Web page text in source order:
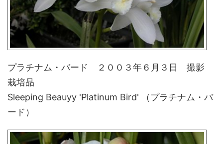
プラチナム・バード ２００３年６月３日 撮影
栽培品
Sleeping Beauyy 'Platinum Bird' （プラチナム・バ
ード）